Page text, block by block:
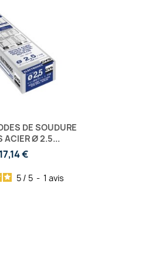
DE SOUDURE
ACIER Ø 2.5...
17,14 €
5 / 5 - 1 avis